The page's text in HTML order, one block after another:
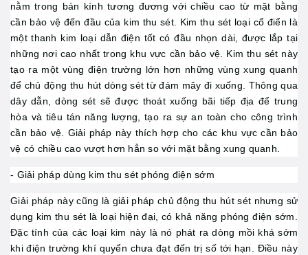
nằm trong bán kính tương đương với chiều cao từ mặt bằng
cần bảo vệ đến đầu của kim thu sét. Kim thu sét loại cổ điển là
một thanh kim loại dẫn điện tốt có đầu nhọn dài, được lắp tại
những nơi cao nhất trong khu vực cần bảo vệ. Kim thu sét này
tạo ra một vùng điện trường lớn hơn những vùng xung quanh
để chủ động thu hút dòng sét từ đám mây đi xuống. Thông qua
dây dẫn, dòng sét sẽ được thoát xuống bãi tiếp địa để trung
hòa và tiêu tán năng lượng, tạo ra sự an toàn cho công trình
cần bảo vệ. Giải pháp này thích hợp cho các khu vực cần bảo
vệ có chiều cao vượt hơn hẳn so với mặt bằng xung quanh.
- Giải pháp dùng kim thu sét phóng điện sớm
Giải pháp này cũng là giải pháp chủ động thu hút sét nhưng sử
dụng kim thu sét là loại hiện đại, có khả năng phóng điện sớm.
Đặc tính của các loại kim này là nó phát ra dòng mồi khá sớm
khi điện trường khí quyển chưa đạt đến trị số tới hạn. Điều này